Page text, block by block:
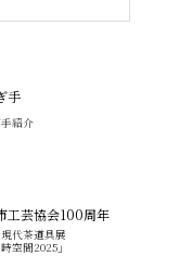
手
紹介
工芸協会100周年
代茶道具展
時空間2025」